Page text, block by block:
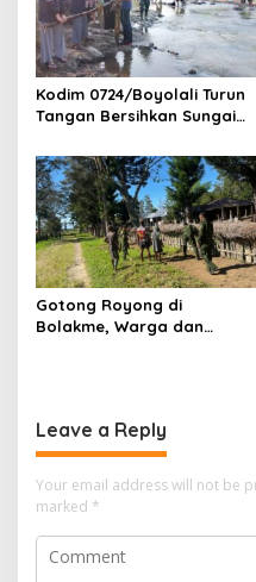
Kodim 0724/Boyolali Turun
Tangan Bersihkan Sungai
Gotong Royong di
Bolakme, Warga dan
Leave a Reply
Your email address will not be
marked *